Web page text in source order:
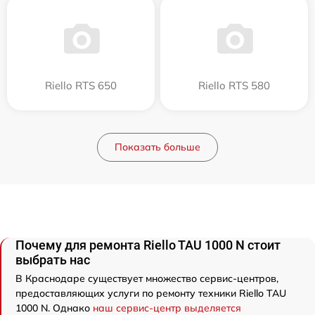
Riello RTS 650 Riello RTS 580
Показать больше
Почему для ремонта Riello TAU 1000 N стоит
выбрать нас
В Краснодаре существует множество сервис-центров,
предоставляющих услуги по ремонту техники Riello TAU
1000 N. Однако наш сервис-центр выделяется